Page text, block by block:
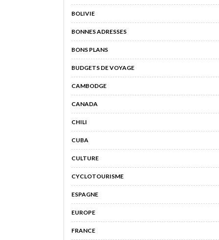
BOLIVIE
BONNES ADRESSES
BONS PLANS
BUDGETS DE VOYAGE
CAMBODGE
CANADA
CHILI
CUBA
CULTURE
CYCLOTOURISME
ESPAGNE
EUROPE
FRANCE